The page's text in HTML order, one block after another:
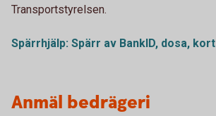
Transportstyrelsen.
Spärrhjälp: Spärr av BankID, dosa, kort
Anmäl bedrägeri